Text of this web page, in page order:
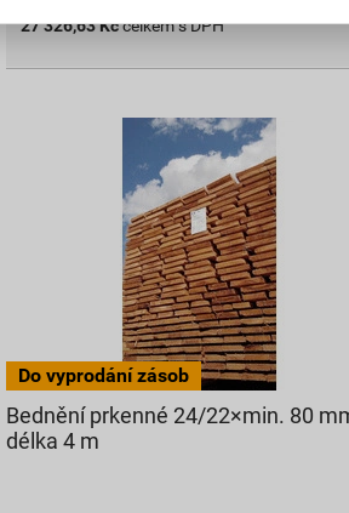
27 326,63Kčcelkem s DPH
Bednění prkenné 24/22×min. 80
délka 4 m